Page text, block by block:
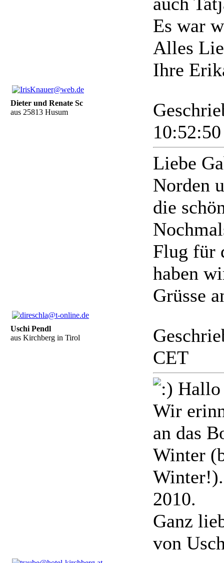
Es war
Alles
Ihre
Dieter und Renate Sc
aus 25813 Husum
Liebe
Norden
die
Flug für
haben
Grüsse
Uschi Pendl
aus Kirchberg in Tirol
CET
Wir
an das
Winter
2010.
Ganz
von